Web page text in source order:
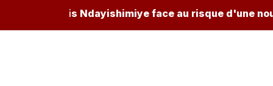
Ndayishimiye face au risque d'une nouvelle